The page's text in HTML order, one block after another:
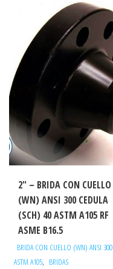
2″ – BRIDA CON CUELLO
(WN) ANSI 300 CEDULA
(SCH) 40 ASTM A105 RF
ASME B16.5
BRIDA CON CUELLO (WN) ANSI 300
ASTM A105, BRIDAS